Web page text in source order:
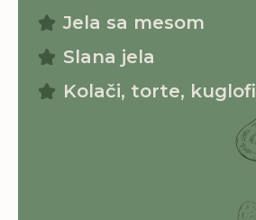
Jela sa mesom
Slana jela
Kolači, torte, kuglofi